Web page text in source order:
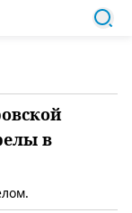
в